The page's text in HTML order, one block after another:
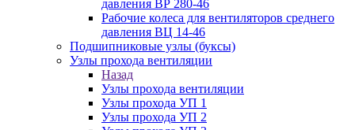
давления ВР 280-46
Рабочие колеса для вентиляторов среднего
давления ВЦ 14-46
Подшипниковые узлы (буксы)
Узлы прохода вентиляции
Назад
Узлы прохода вентиляции
Узлы прохода УП 1
Узлы прохода УП 2